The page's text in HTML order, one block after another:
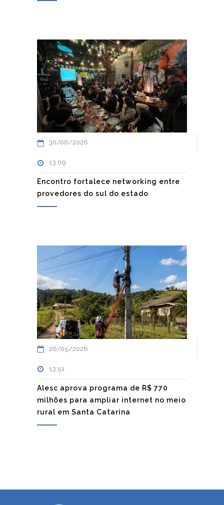
30/06/2026
13:09
Encontro fortalece networking entre
provedores do sul do estado
26/05/2026
13:51
Alesc aprova programa de R$ 770
milhões para ampliar internet no meio
rural em Santa Catarina